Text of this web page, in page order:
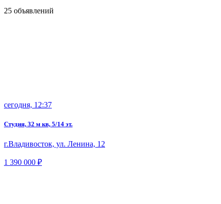
25 объявлений
сегодня, 12:37
Студия, 32 м кв, 5/14 эт.
г.Владивосток, ул. Ленина, 12
1 390 000 ₽